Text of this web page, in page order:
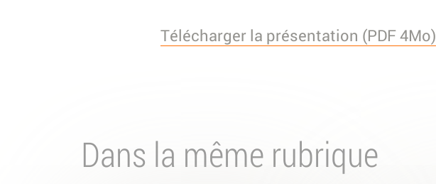
Télécharger la présentation (PDF 4Mo)
Dans la même rubrique